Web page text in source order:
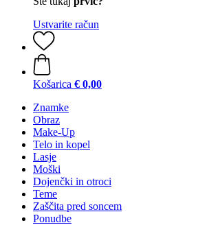
Ustvarite račun
Košarica € 0,00
Znamke
Obraz
Make-Up
Telo in kopel
Lasje
Moški
Dojenčki in otroci
Teme
Zaščita pred soncem
Ponudbe